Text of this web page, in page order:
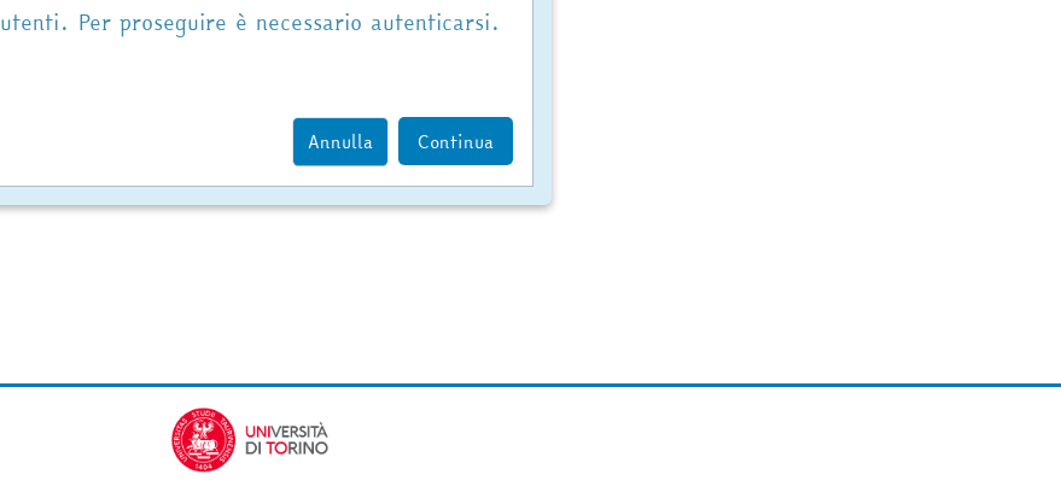
utenti. Per proseguire è necessario autenticarsi.
Annulla Continua